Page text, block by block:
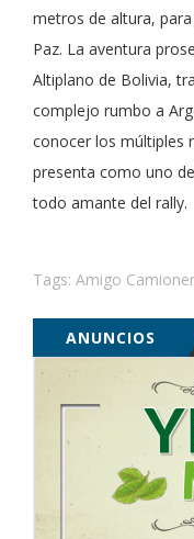
metros de altura,
Paz. La aventura
Altiplano de Bolivia,
complejo rumbo a
conocer los múltiples
presenta como uno
todo amante del rally.
Tags: Amigo
ANUNCIOS